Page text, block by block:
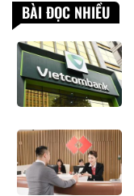
BÀI ĐỌC NHIỀU